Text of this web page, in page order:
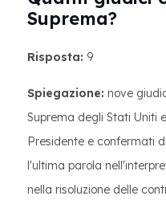
Suprema?
Risposta: 9
Spiegazione: nove
Suprema degli Stati Uniti
Presidente e confermati
l'ultima parola
nella risoluzione delle